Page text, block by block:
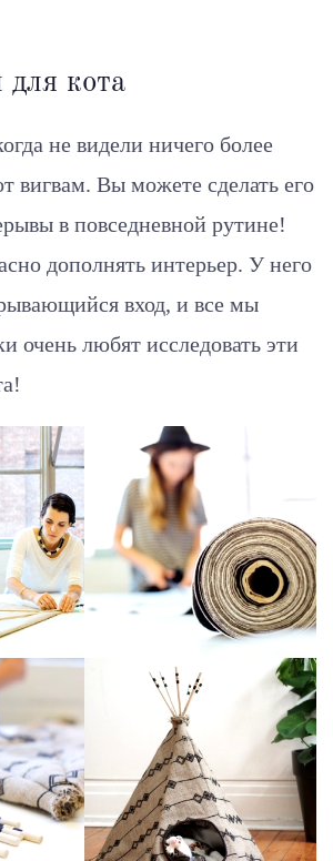
кота
не видели ничего более
вигвам. Вы можете сделать его
в повседневной рутине!
дополнять интерьер. У него
вход, и все мы
очень любят исследовать эти